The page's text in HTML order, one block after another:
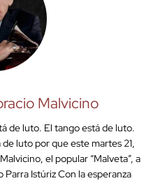
Malvicino
de luto. El tango está de luto.
luto por que este martes 21,
el popular “Malveta”, a
Istúriz Con la esperanza